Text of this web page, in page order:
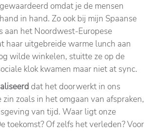
omdat je de mensen
in hand. Zo ook bij mijn Spaanse
aan het Noordwest-Europese
haar uitgebreide warme lunch aan
wilde winkelen, stuitte ze op de
klok kwamen maar niet at sync.
dat het doorwerkt in ons
zoals in het omgaan van afspraken,
van tijd. Waar ligt onze
toekomst? Of zelfs het verleden? Voor